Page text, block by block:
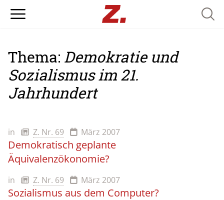
Thema: Demokratie und
Sozialismus im 21.
Jahrhundert
in Z. Nr. 69 März 2007
Demokratisch geplante
Äquivalenzökonomie?
in Z. Nr. 69 März 2007
Sozialismus aus dem Computer?